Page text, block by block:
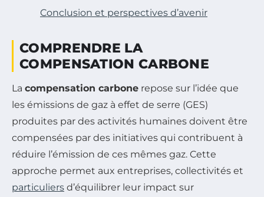
Conclusion et perspectives d’avenir
COMPRENDRE LA
COMPENSATION CARBONE
La compensation carbone repose sur l’idée que
les émissions de gaz à effet de serre (GES)
produites par des activités humaines doivent être
compensées par des initiatives qui contribuent à
réduire l’émission de ces mêmes gaz. Cette
approche permet aux entreprises, collectivités et
particuliers d’équilibrer leur impact sur